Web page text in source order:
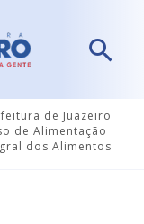
de Juazeiro
de Alimentação
dos Alimentos